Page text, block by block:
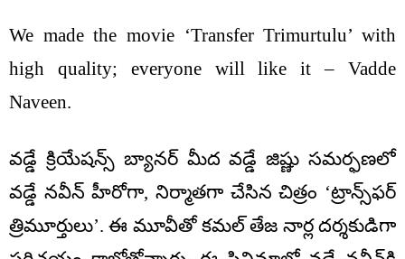
We made the movie ‘Transfer Trimurtulu’ with
high quality; everyone will like it – Vadde
Naveen.
వడ్డే క్రియేషన్స్ బ్యానర్ మీద వడ్డే జిష్ణు సమర్ఫణలో
వడ్డే నవీన్ హీరోగా, నిర్మాతగా చేసిన చిత్రం ‘ట్రాన్స్‌ఫర్
త్రిమూర్తులు’. ఈ మూవీతో కమల్ తేజ నార్ల దర్శకుడిగా